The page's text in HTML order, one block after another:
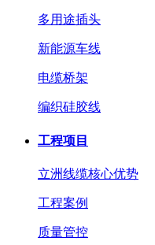
多用途插头
新能源车线
电缆桥架
编织硅胶线
工程项目
立洲线缆核心优势
工程案例
质量管控